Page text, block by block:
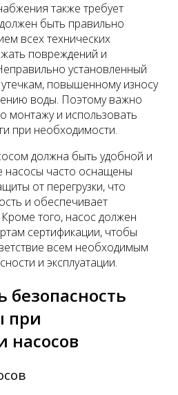
также требует
быть правильно
всех технических
повреждений и
установленный
повышенному износу
воды. Поэтому важно
монтажу и использовать
при необходимости.
должна быть удобной и
часто оснащены
от перегрузки, что
и обеспечивает
того, насос должен
сертификации, чтобы
всем необходимым
и эксплуатации.
безопасность
при
насосов